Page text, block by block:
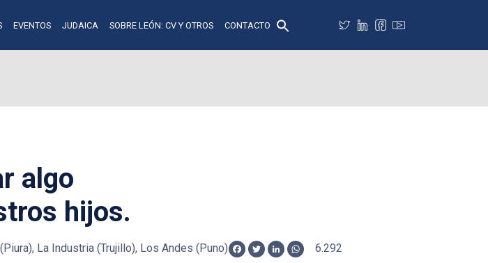
EVENTOS JUDAICA SOBRE LEÓN: CV Y OTROS CONTACTO
algo
hijos.
La Industria (Trujillo), Los Andes (Puno)
Facebook
TwitterLinkedInWhatsApp
6.292